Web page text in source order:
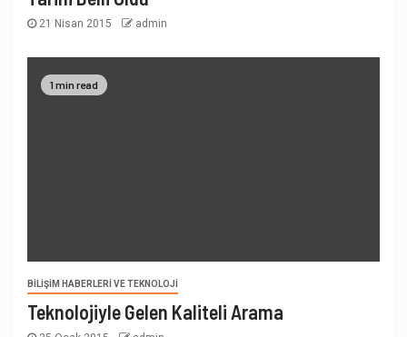
21 Nisan 2015 admin
1 min read
BILIŞIM HABERLERI VE TEKNOLOJI
Teknolojiyle Gelen Kaliteli Arama